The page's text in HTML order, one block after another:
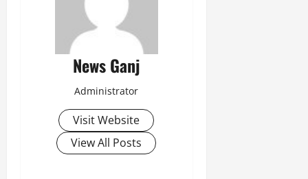
News Ganj
Administrator
Visit Website
View All Posts